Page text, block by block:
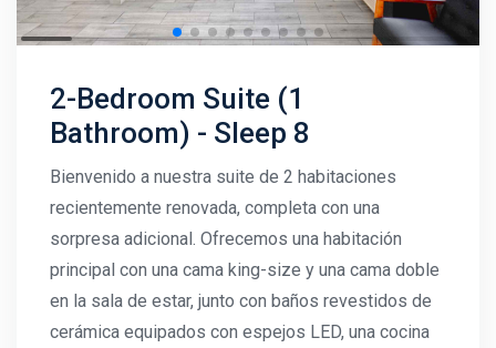
2-Bedroom Suite (1
Bathroom) - Sleep 8
Bienvenido a nuestra suite de 2 habitaciones
recientemente renovada, completa con una
sorpresa adicional. Ofrecemos una habitación
principal con una cama king-size y una cama doble
en la sala de estar, junto con baños revestidos de
cerámica equipados con espejos LED, una cocina